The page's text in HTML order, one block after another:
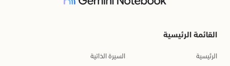
القائمة الرئيسية
الرئيسية
السيرة الذاتية